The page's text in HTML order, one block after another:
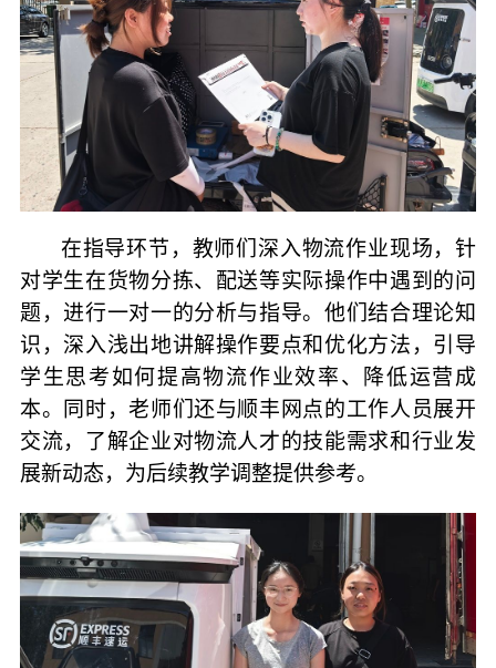
在指导环节，教师们深入物流作业现场，针
对学生在货物分拣、配送等实际操作中遇到的问
题，进行一对一的分析与指导。他们结合理论知
识，深入浅出地讲解操作要点和优化方法，引导
学生思考如何提高物流作业效率、降低运营成
本。同时，老师们还与顺丰网点的工作人员展开
交流，了解企业对物流人才的技能需求和行业发
展新动态，为后续教学调整提供参考。